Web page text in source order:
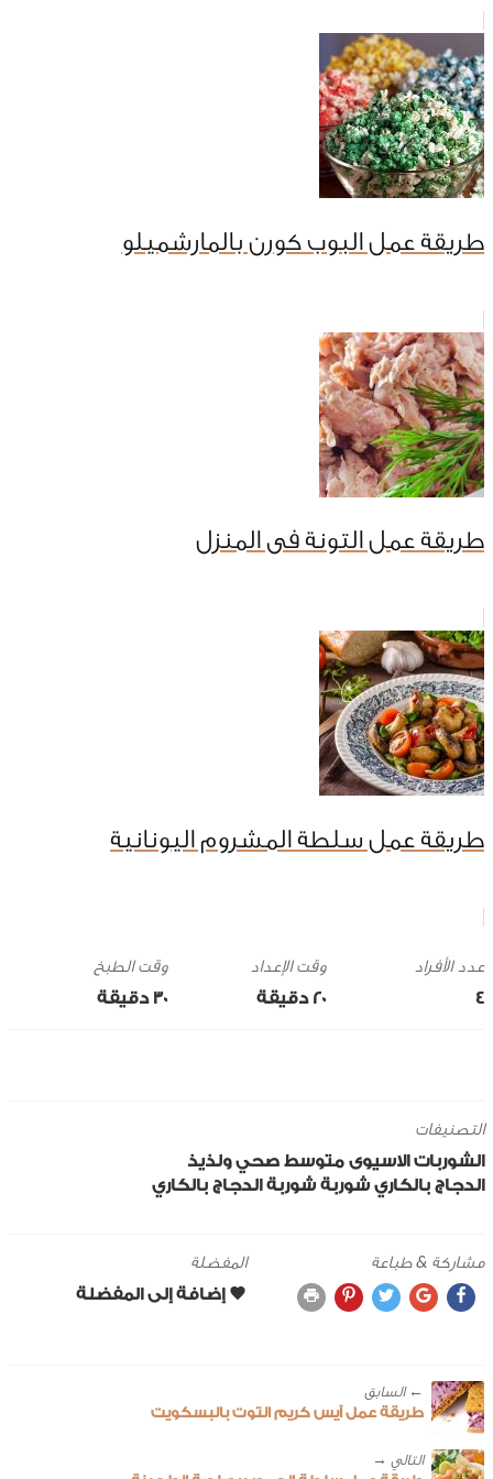
طريقة عمل البوب كورن بالمارشميلو
طريقة عمل التونة فى المنزل
طريقة عمل سلطة المشروم اليونانية
4
وقت الإعداد
20 ‎دقيقة
وقت الطبخ
30 ‎دقيقة
التصنيفات
الشوربات الاسيوى متوسط صحي ولذيذ
الدجاج بالكاري شوربة شوربة الدجاج بالكاري
مشاركة & طباعة المفضلة
← ‎السابق
طريقة عمل آيس كريم التوت بالبسكويت